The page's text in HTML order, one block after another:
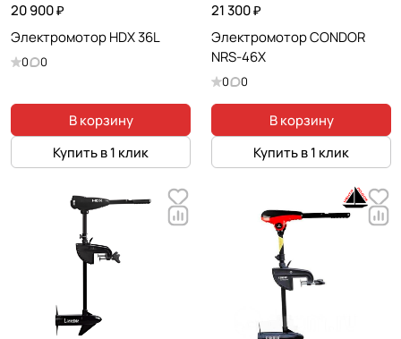
20 900 ₽
Электромотор HDX 36L
0 0
В корзину
Купить в 1 клик
21 300 ₽
Электромотор CONDOR
NRS-46X
0 0
В корзину
Купить в 1 клик